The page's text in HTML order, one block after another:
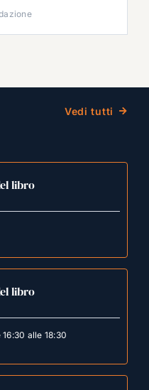
Vedi tutti
libro
libro
alle 18:30